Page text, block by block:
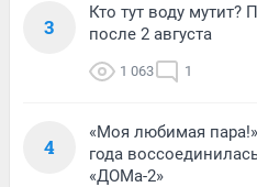
3
Кто тут воду мутит?
после 2 августа
1 063 1
4
«Моя любимая
года
«ДОМа-2»